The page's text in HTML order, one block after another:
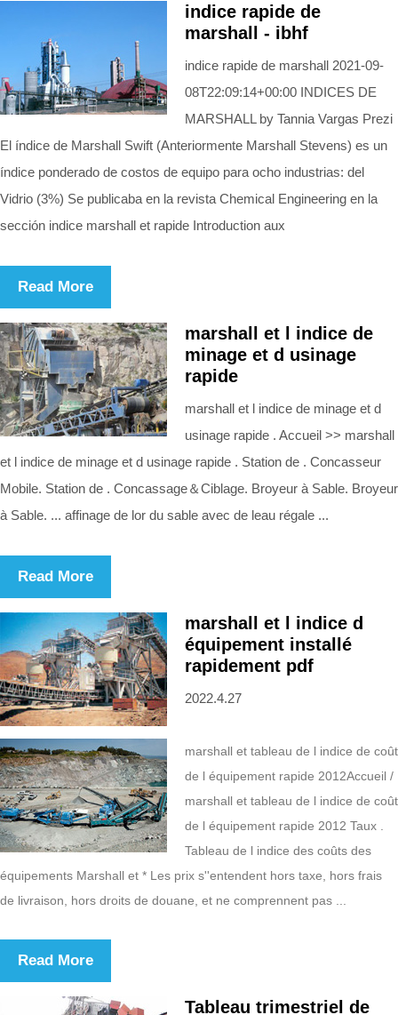
indice rapide de
marshall - ibhf
indice rapide de marshall 2021-09-
08T22:09:14+00:00 INDICES DE
MARSHALL by Tannia Vargas Prezi
El índice de Marshall Swift (Anteriormente Marshall Stevens) es un
índice ponderado de costos de equipo para ocho industrias: del
Vidrio (3%) Se publicaba en la revista Chemical Engineering en la
sección indice marshall et rapide Introduction aux
Read More
marshall et l indice de
minage et d usinage
rapide
marshall et l indice de minage et d
usinage rapide . Accueil >> marshall
et l indice de minage et d usinage rapide . Station de . Concasseur
Mobile. Station de . Concassage＆Ciblage. Broyeur à Sable. Broyeur
à Sable. ... affinage de lor du sable avec de leau régale ...
Read More
marshall et l indice d
équipement installé
rapidement pdf
2022.4.27
marshall et tableau de l indice de coût
de l équipement rapide 2012Accueil /
marshall et tableau de l indice de coût
de l équipement rapide 2012 Taux .
Tableau de l indice des coûts des
équipements Marshall et * Les prix s''entendent hors taxe, hors frais
de livraison, hors droits de douane, et ne comprennent pas ...
Read More
Tableau trimestriel de